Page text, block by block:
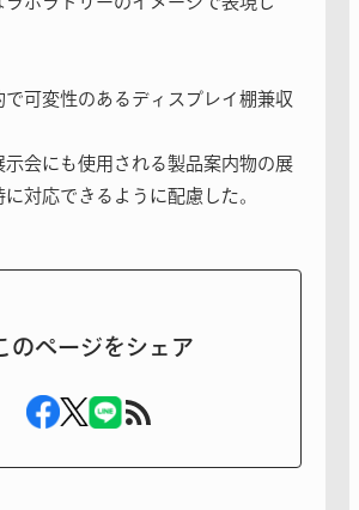
可変性のあるディスプレイ棚兼収
会にも使用される製品案内物の展
対応できるように配慮した。
のページをシェア